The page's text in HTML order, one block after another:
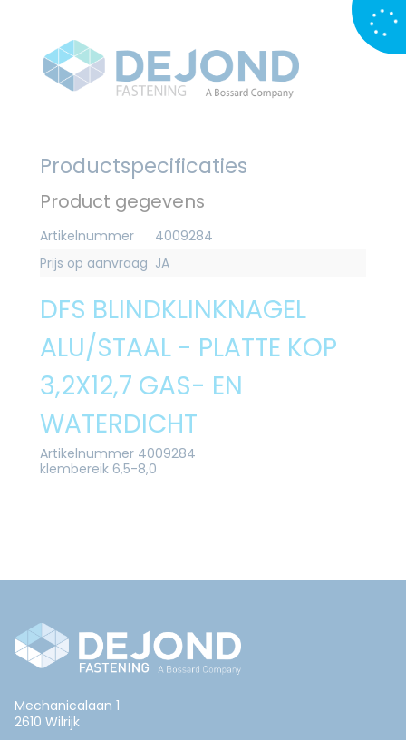
Productspecificaties
Product gegevens
Artikelnummer
4009284
Prijs op aanvraag JA
DFS BLINDKLINKNAGEL
ALU/STAAL - PLATTE KOP
3,2X12,7 GAS- EN
WATERDICHT
Artikelnummer 4009284
klembereik 6,5-8,0
Mechanicalaan 1
2610 Wilrijk